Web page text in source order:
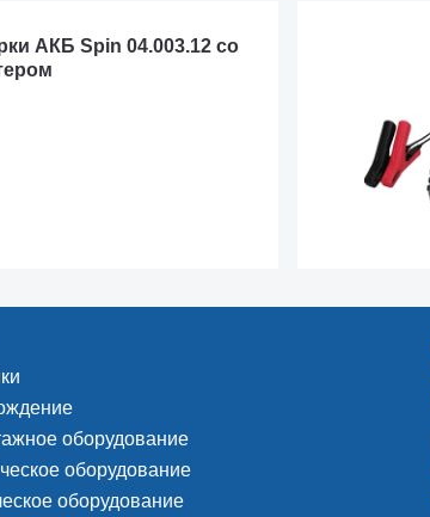
АКБ Spin 04.003.12 со
оборудование
оборудование
оборудование